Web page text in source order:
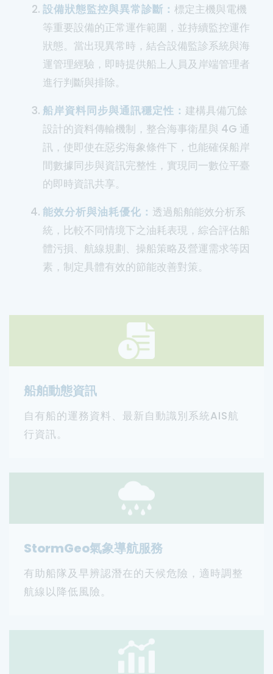
設備狀態監控與異常診斷： 標定主機與電機
等重要設備的正常運作範圍，並持續監控運作
狀態。當出現異常時，結合設備監診系統與海
運管理經驗，即時提供船上人員及岸端管理者
進行判斷與排除。
船岸資料同步與通訊穩定性： 建構具備冗餘
設計的資料傳輸機制，整合海事衛星與 4G 通
訊，使即使在惡劣海象條件下，也能確保船岸
間數據同步與資訊完整性，實現同一數位平臺
的即時資訊共享。
能效分析與油耗優化： 透過船舶能效分析系
統，比較不同情境下之油耗表現，綜合評估船
體污損、航線規劃、操船策略及營運需求等因
素，制定具體有效的節能改善對策。
船舶動態資訊
自有船的運務資料、最新自動識別系統AIS航
行資訊。
StormGeo氣象導航服務
有助船隊及早辨認潛在的天候危險，適時調整
航線以降低風險。